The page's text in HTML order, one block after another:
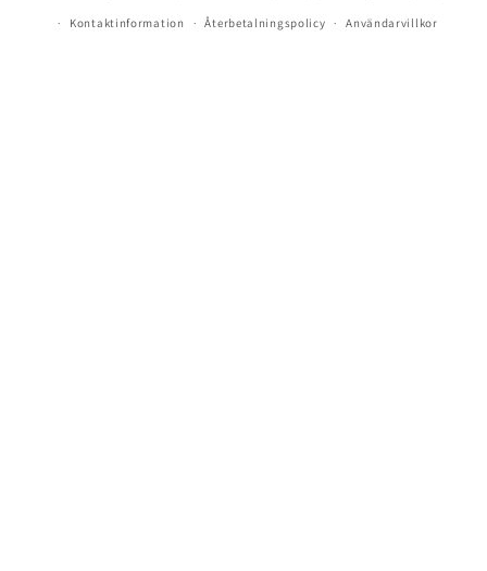
Kontaktinformation Återbetalningspolicy Användarvillkor